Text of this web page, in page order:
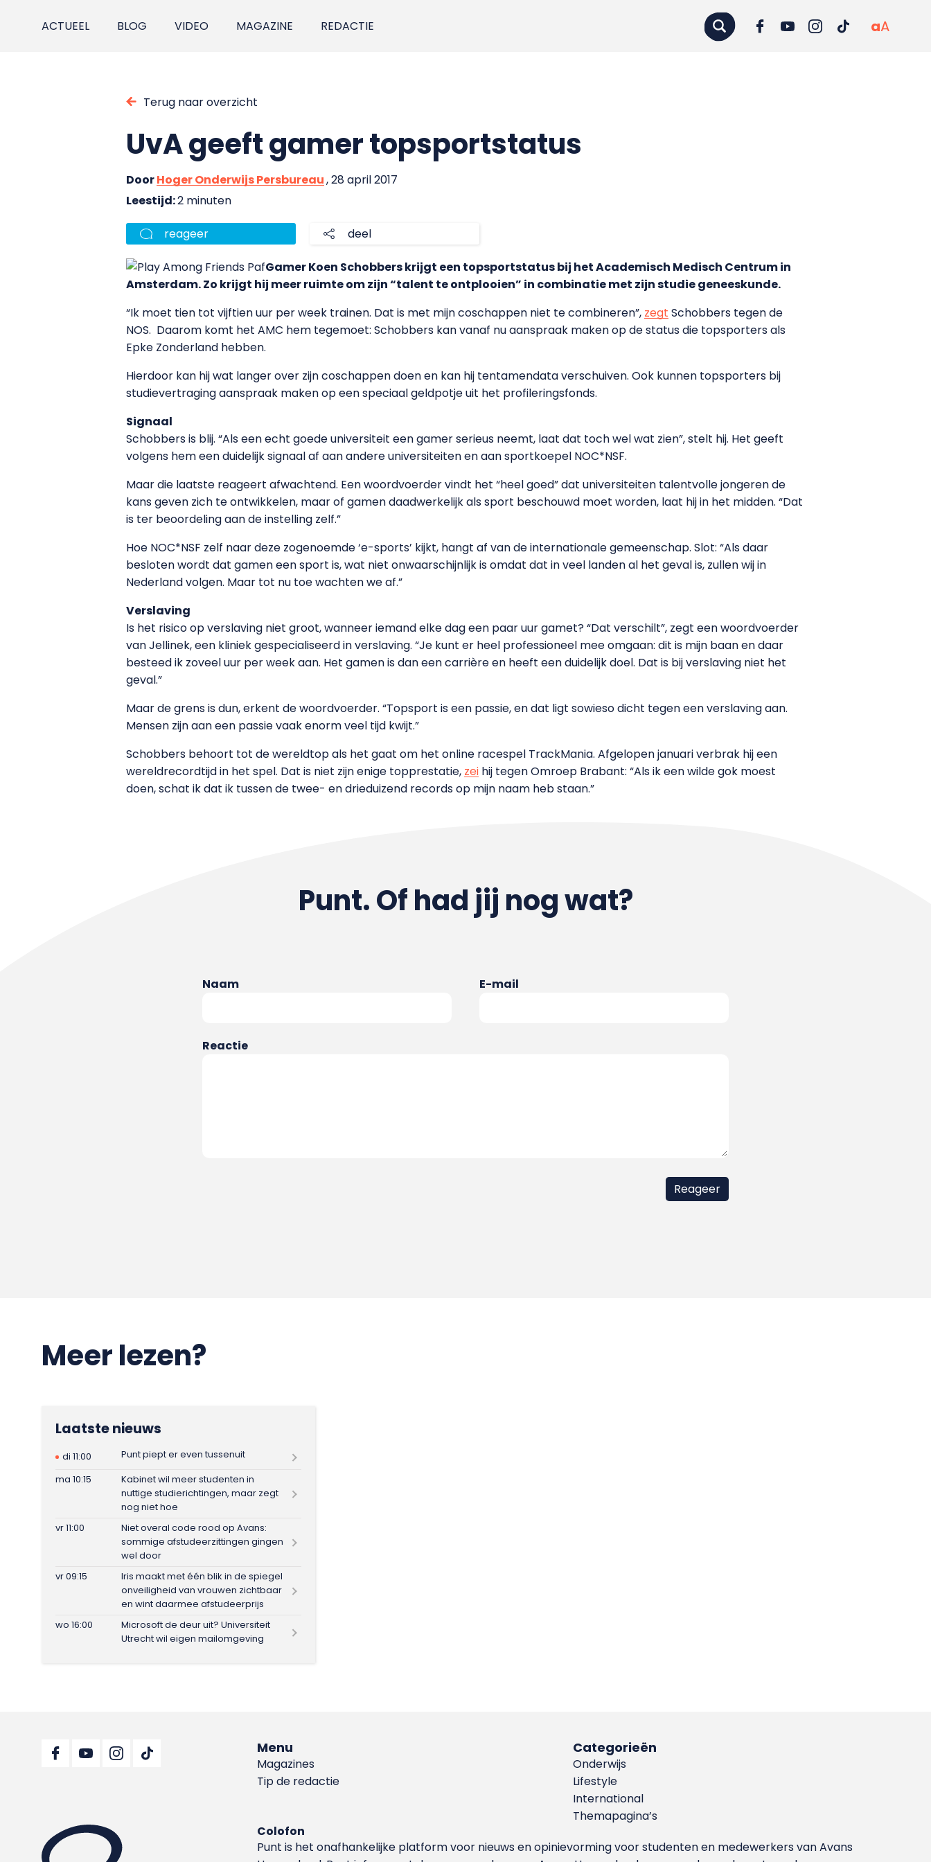
ACTUEEL BLOG VIDEO MAGAZINE REDACTIE aA
Terug naar overzicht
UvA geeft gamer topsportstatus
DoorHoger Onderwijs Persbureau, 28 april 2017
Leestijd:2 minuten
reageer deel
Gamer Koen Schobbers krijgt een topsportstatus bij het Academisch Medisch Centrum in
Amsterdam. Zo krijgt hij meer ruimte om zijn “talent te ontplooien” in combinatie met zijn studie geneeskunde.
“Ik moet tien tot vijftien uur per week trainen. Dat is met mijn coschappen niet te combineren”, zegt Schobbers tegen de
NOS. Daarom komt het AMC hem tegemoet: Schobbers kan vanaf nu aanspraak maken op de status die topsporters als
Epke Zonderland hebben.
Hierdoor kan hij wat langer over zijn coschappen doen en kan hij tentamendata verschuiven. Ook kunnen topsporters bij
studievertraging aanspraak maken op een speciaal geldpotje uit het profileringsfonds.
Signaal
Schobbers is blij. “Als een echt goede universiteit een gamer serieus neemt, laat dat toch wel wat zien”, stelt hij. Het geeft
volgens hem een duidelijk signaal af aan andere universiteiten en aan sportkoepel NOC*NSF.
Maar die laatste reageert afwachtend. Een woordvoerder vindt het “heel goed” dat universiteiten talentvolle jongeren de
kans geven zich te ontwikkelen, maar of gamen daadwerkelijk als sport beschouwd moet worden, laat hij in het midden. “Dat
is ter beoordeling aan de instelling zelf.”
Hoe NOC*NSF zelf naar deze zogenoemde ‘e-sports’ kijkt, hangt af van de internationale gemeenschap. Slot: “Als daar
besloten wordt dat gamen een sport is, wat niet onwaarschijnlijk is omdat dat in veel landen al het geval is, zullen wij in
Nederland volgen. Maar tot nu toe wachten we af.”
Verslaving
Is het risico op verslaving niet groot, wanneer iemand elke dag een paar uur gamet? “Dat verschilt”, zegt een woordvoerder
van Jellinek, een kliniek gespecialiseerd in verslaving. “Je kunt er heel professioneel mee omgaan: dit is mijn baan en daar
besteed ik zoveel uur per week aan. Het gamen is dan een carrière en heeft een duidelijk doel. Dat is bij verslaving niet het
geval.”
Maar de grens is dun, erkent de woordvoerder. “Topsport is een passie, en dat ligt sowieso dicht tegen een verslaving aan.
Mensen zijn aan een passie vaak enorm veel tijd kwijt.”
Schobbers behoort tot de wereldtop als het gaat om het online racespel TrackMania. Afgelopen januari verbrak hij een
wereldrecordtijd in het spel. Dat is niet zijn enige topprestatie, zei hij tegen Omroep Brabant: “Als ik een wilde gok moest
doen, schat ik dat ik tussen de twee- en drieduizend records op mijn naam heb staan.”
Punt. Of had jij nog wat?
Naam E-mail
Reactie
Meer lezen?
Laatste nieuws
di 11:00
Punt piept er even tussenuit
ma 10:15
Kabinet wil meer studenten in
nuttige studierichtingen, maar zegt
nog niet hoe
vr 11:00
Niet overal code rood op Avans:
sommige afstudeerzittingen gingen
wel door
vr 09:15
Iris maakt met één blik in de spiegel
onveiligheid van vrouwen zichtbaar
en wint daarmee afstudeerprijs
wo 16:00
Microsoft de deur uit? Universiteit
Utrecht wil eigen mailomgeving
Menu
Magazines
Tip de redactie
Categorieën
Onderwijs
Lifestyle
International
Themapagina’s
Colofon
Punt is het onafhankelijke platform voor nieuws en opinievorming voor studenten en medewerkers van Avans